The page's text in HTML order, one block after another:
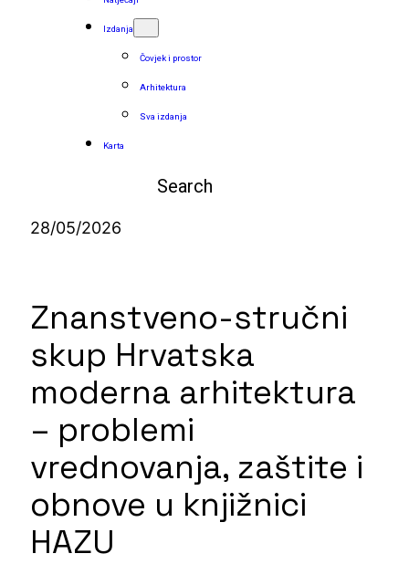
Izdanja
Čovjek i prostor
Arhitektura
Sva izdanja
Karta
28/05/2026
Znanstveno-stručni
skup Hrvatska
moderna arhitektura
– problemi
vrednovanja, zaštite i
obnove u knjižnici
HAZU